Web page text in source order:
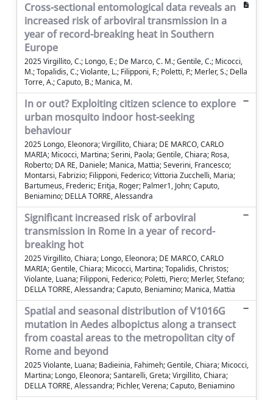
Cross-sectional entomological data reveals an
increased risk of arboviral transmission in a
year of record-breaking heat in Southern
Europe
2025 Virgillito, C.; Longo, E.; De Marco, C. M.; Gentile, C.; Micocci,
M.; Topalidis, C.; Violante, L.; Filipponi, F.; Poletti, P.; Merler, S.; Della
Torre, A.; Caputo, B.; Manica, M.
In or out? Exploiting citizen science to explore
urban mosquito indoor host-seeking
behaviour
2025 Longo, Eleonora; Virgillito, Chiara; DE MARCO, CARLO
MARIA; Micocci, Martina; Serini, Paola; Gentile, Chiara; Rosa,
Roberto; DA RE, Daniele; Manica, Mattia; Severini, Francesco;
Montarsi, Fabrizio; Filipponi, Federico; Vittoria Zucchelli, Maria;
Bartumeus, Frederic; Eritja, Roger; Palmer1, John; Caputo,
Beniamino; DELLA TORRE, Alessandra
Significant increased risk of arboviral
transmission in Rome in a year of record-
breaking hot
2025 Virgillito, Chiara; Longo, Eleonora; DE MARCO, CARLO
MARIA; Gentile, Chiara; Micocci, Martina; Topalidis, Christos;
Violante, Luana; Filipponi, Federico; Poletti, Piero; Merler, Stefano;
DELLA TORRE, Alessandra; Caputo, Beniamino; Manica, Mattia
Spatial and seasonal distribution of V1016G
mutation in Aedes albopictus along a transect
from coastal areas to the metropolitan city of
Rome and beyond
2025 Violante, Luana; Badieinia, Fahimeh; Gentile, Chiara; Micocci,
Martina; Longo, Eleonora; Santarelli, Greta; Virgillito, Chiara;
DELLA TORRE, Alessandra; Pichler, Verena; Caputo, Beniamino